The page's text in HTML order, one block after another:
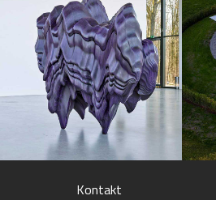
Kontakt